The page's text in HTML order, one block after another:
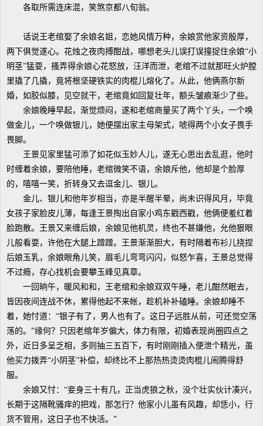
各取所需连床混，笑煞京都八旬翁。
话说王老绾娶了余娘名姐，恋她风情万种，余娘赏他家资殷厚，
两下俱觉遂心。花烛之夜肉搏酣战，哪想老头儿误打误撞捉住余娘“小
明茎”猛耍，搔弄得余娘心花怒放，汪洋而泄，老绾不过就那旺火炉膛
里撬了几撬，竟将根坚硬铁实的肉棍儿熔化了。从此，他俩燕尔新
婚，如胶似膝，见空就干，老绾竟如回复壮年，额头皱痕渐少了些。
余娘晚睡早起，渐觉烦闷，遂和老绾商量买了两个丫头，一个唤
做金儿，一个唤做银儿，她便摆出家主母架式，唬得两个小女子畏手
畏脚。
王景见家里猛可添了如花似玉妙人儿，遂无心思出去乱逛，他时
时缠着余娘，要陪他睡，老绾微笑不语，余娘斥他，他却是个脸厚
的，嘻嘻一笑，折转身又去逗金儿、银儿。
金儿、银儿和他年岁相当，亦是半醒半晕，尚未识得风月，毕竟
女孩子家脸皮儿薄，每逢王景掏出自家小鸡东戳西戳，他俩便羞红着
脸跑散。王景又来缠后娘，余娘见他机灵，终也不甚嫌他，允他狠眼
儿般看耍，许他在大腿上蹭蹭。王景渐渐胆大，有时隔着布衫儿挠捏
后娘玉乳，余娘眼角儿笑，眉毛儿弯弯闪闪，似怒乍喜，王景总觉得
不过瘾，存心找机会要攀玉峰见真章。
一回晌午，暖风和和，王老绾和余娘双双午睡，老儿酣然眠去，
皆因夜间连战不休，累得他起不来帐，趁机补补磕睡。余娘却睡不
着，她忖道：“银子有了，男人也有了。这日子远胜从前，可还觉空荡
荡的。”缘何？只因老绾年岁偏大，体力有限，初婚表现尚圈四点之
外，近日多呈乏相，多则抽三五百下，有时刚刚插入便泄个精光，虽
他买力拨弄“小阴茎”补偿，却终比不上那热热烫烫肉棍儿闹腾得舒
服。
余娘又忖：“妾身三十有几，正当虎狼之秋，没个壮实伙计凑兴，
长期于这隔靴骚痒的把戏，那怎行？他家小儿虽有风趣，却恁小，行
货不管用，这日子也不快活。”